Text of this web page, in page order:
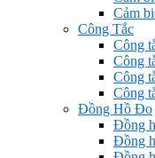
Cảm
Công Tắc
Công
Công
Công
Công
Đồng Hồ Đo
Đồng
Đồng